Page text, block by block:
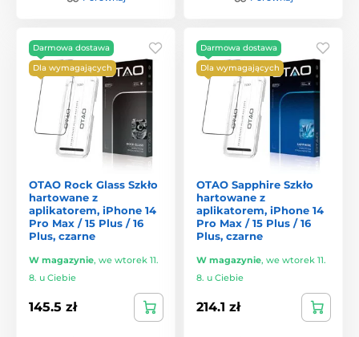
Darmowa dostawa
Dla wymagających
OTAO Rock Glass Szkło
hartowane z
aplikatorem, iPhone 14
Pro Max / 15 Plus / 16
Plus, czarne
W magazynie, we wtorek 11.
8. u Ciebie
145.5 zł
Darmowa dostawa
Dla wymagających
OTAO Sapphire Szkło
hartowane z
aplikatorem, iPhone 14
Pro Max / 15 Plus / 16
Plus, czarne
W magazynie, we wtorek 11.
8. u Ciebie
214.1 zł